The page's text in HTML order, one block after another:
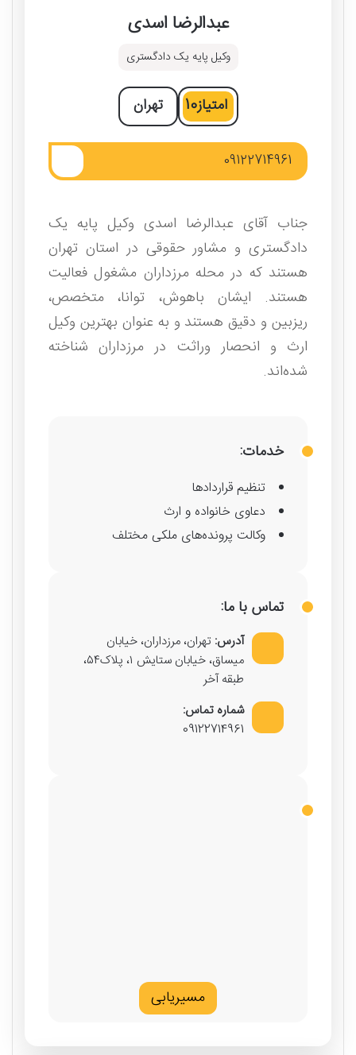
عبدالرضا اسدی
وکیل پایه یک دادگستری
امتیاز10 تهران
09122714961
جناب آقای عبدالرضا اسدی وکیل پایه یک
دادگستری و مشاور حقوقی در استان تهران
هستند که در محله مرزداران مشغول فعالیت
هستند. ایشان باهوش، توانا، متخصص،
ریزبین و دقیق هستند و به عنوان بهترین وکیل
ارث و انحصار وراثت در مرزداران شناخته
شده‌اند.
خدمات:
تنظیم قراردادها
دعاوی خانواده و ارث
وکالت پرونده‌های ملکی مختلف
تماس با ما:
آدرس: تهران، مرزداران، خیابان
میساق، خیابان ستایش ۱، پلاک۵۴،
طبقه آخر
شماره تماس:
09122714961
مسیریابی